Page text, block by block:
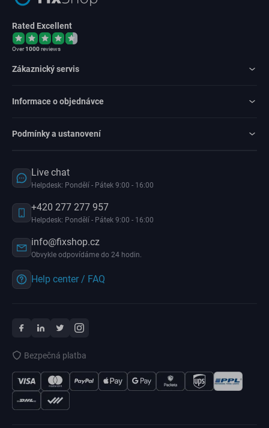
Rated Excellent
Over1000reviews
Zákaznický servis
Informace o objednávce
Podmínky a ustanovení
Live chat
Helpdesk: Pondělí - Pátek 9:00 - 16:00
+420 277 277 957
Helpdesk: Pondělí - Pátek 9:00 - 16:00
info@fixshop.cz
Obvykle odpovídáme do 24 hodin.
Help center / FAQ
Bezpečná platba